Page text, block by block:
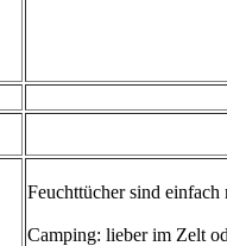
Feuchttücher sind
Camping: lieber im Zelt